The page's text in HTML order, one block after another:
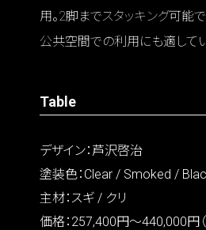
用。2脚までスタッキング可能で
公共空間での利用にも適してい
Table
デザイン：芦沢啓治
塗装色：Clear / Smoked /
主材：スギ / クリ
価格：257,400円〜440,000円（